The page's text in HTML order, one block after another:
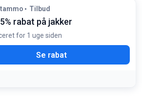
New Era caps med dine favorit NBA-
nedsatte priser
Tilbud
rabat på jakker
for 1 uge siden
Se rabat